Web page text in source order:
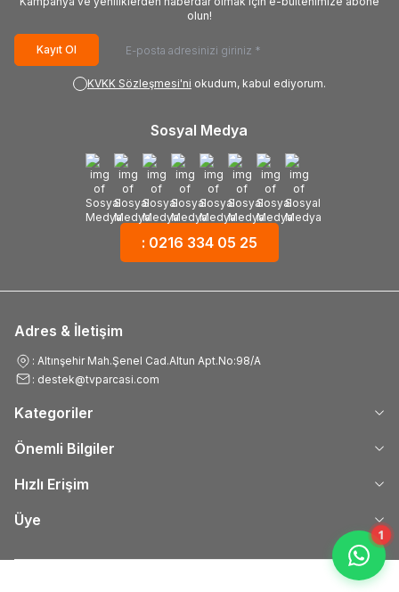
1
GK043HGAV2V, CY-
olun!
Kayıt Ol
KVKK Sözleşmesi'ni okudum, kabul ediyorum.
Sosyal Medya
: 0216 334 05 25
Adres & İletişim
: Altınşehir Mah.Şenel Cad.Altun Apt.No:98/A
: destek@tvparcasi.com
Kategoriler
Önemli Bilgiler
Hızlı Erişim
Üye